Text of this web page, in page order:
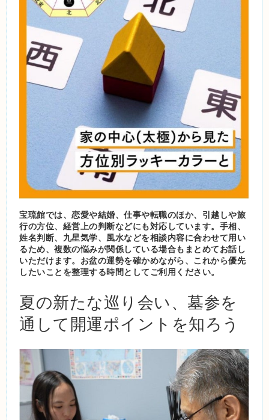
宝琉館では、恋愛や結婚、仕事や転職のほか、引越しや旅
行の方位、経営上の判断などにも対応しています。手相、
姓名判断、九星気学、風水などを相談内容に合わせて用い
るため、複数の悩みが関係している場合もまとめてお話し
いただけます。お盆の運勢を確かめながら、これから優先
したいことを整理する時間としてご利用ください。
夏の新たな巡り会い、墓参を
通して開運ポイントを知ろう